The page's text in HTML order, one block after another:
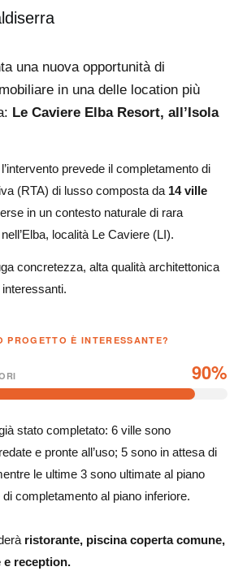
una nuova opportunità di
in una delle location più
Le Caviere Elba Resort, all’Isola
prevede il completamento di
(RTA) di lusso composta da 14 ville
in un contesto naturale di rara
località Le Caviere (LI).
concretezza, alta qualità architettonica
PROGETTO È INTERESSANTE?
90%
stato completato: 6 ville sono
e pronte all’uso; 5 sono in attesa di
le ultime 3 sono ultimate al piano
completamento al piano inferiore.
ristorante, piscina coperta comune,
e reception.